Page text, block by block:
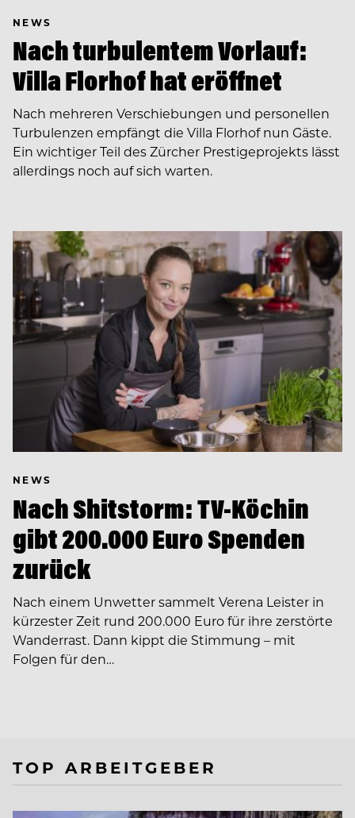
NEWS
Nach turbulentem Vorlauf:
Villa Florhof hat eröffnet
Nach mehreren Verschiebungen und personellen
Turbulenzen empfängt die Villa Florhof nun Gäste.
Ein wichtiger Teil des Zürcher Prestigeprojekts lässt
allerdings noch auf sich warten.
NEWS
Nach Shitstorm: TV-Köchin
gibt 200.000 Euro Spenden
zurück
Nach einem Unwetter sammelt Verena Leister in
kürzester Zeit rund 200.000 Euro für ihre zerstörte
Wanderrast. Dann kippt die Stimmung – mit
Folgen für den…
TOP ARBEITGEBER